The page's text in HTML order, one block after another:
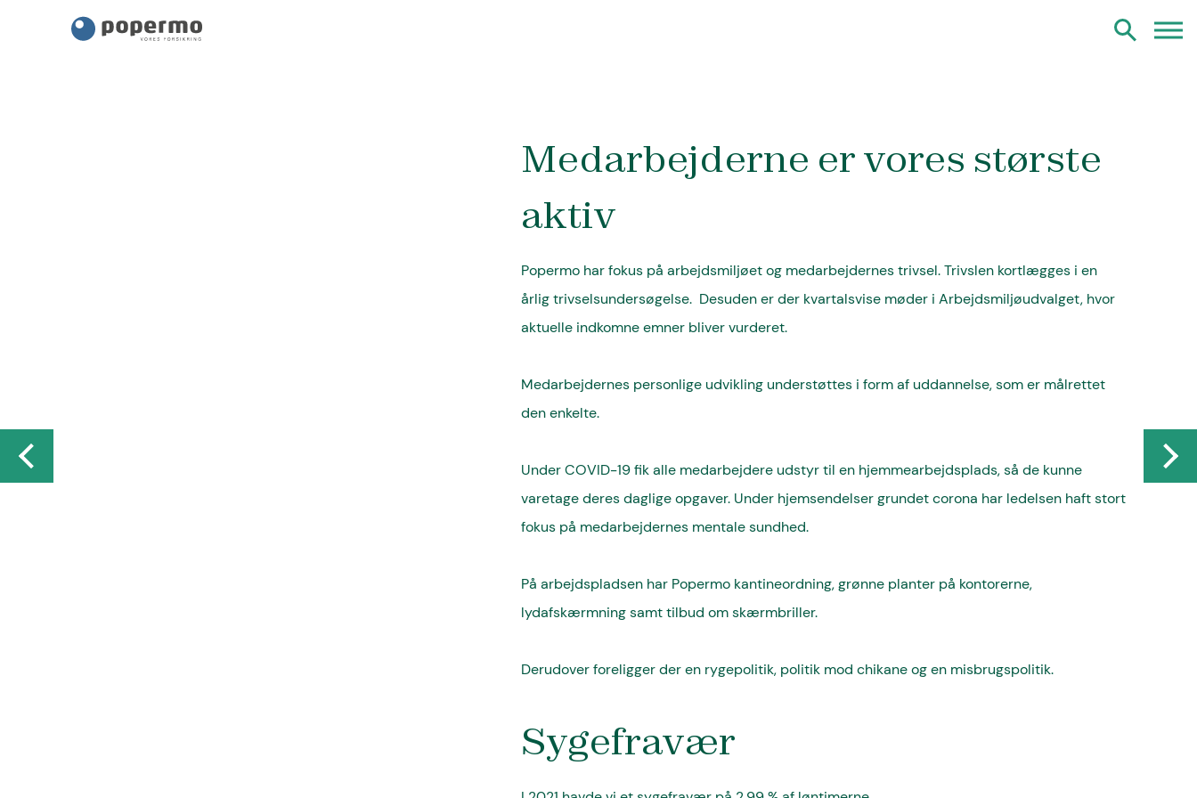
Medarbejderne er vores største
aktiv
Popermo har fokus på arbejdsmiljøet og medarbejdernes trivsel. Trivslen kortlægges i en
årlig trivselsundersøgelse. Desuden er der kvartalsvise møder i Arbejdsmiljøudvalget, hvor
aktuelle indkomne emner bliver vurderet.
Medarbejdernes personlige udvikling understøttes i form af uddannelse, som er målrettet
den enkelte.
Under COVID-19 fik alle medarbejdere udstyr til en hjemmearbejdsplads, så de kunne
varetage deres daglige opgaver. Under hjemsendelser grundet corona har ledelsen haft stort
fokus på medarbejdernes mentale sundhed.
På arbejdspladsen har Popermo kantineordning, grønne planter på kontorerne,
lydafskærmning samt tilbud om skærmbriller.
Derudover foreligger der en rygepolitik, politik mod chikane og en misbrugspolitik.
Sygefravær